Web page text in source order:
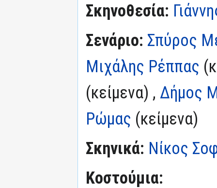
Σκηνοθεσία:
Σενάριο: Σπύρος
Μιχάλης Ρέππας
(κείμενα) , Δήμος
Ρώμας (κείμενα)
Σκηνικά: Νίκος
Κοστούμια: